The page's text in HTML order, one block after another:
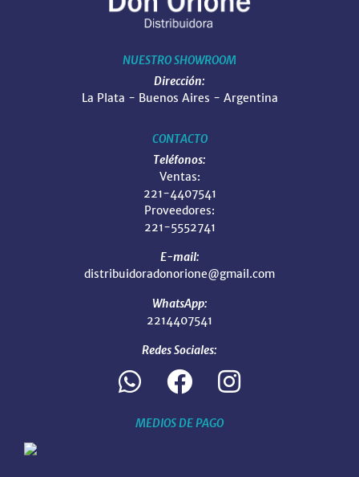
NUESTRO SHOWROOM
Dirección:
La Plata - Buenos Aires - Argentina
CONTACTO
Teléfonos:
Ventas:
221-4407541
Proveedores:
221-5552741
E-mail:
distribuidoradonorione@gmail.com
WhatsApp:
2214407541
Redes Sociales:
MEDIOS DE PAGO